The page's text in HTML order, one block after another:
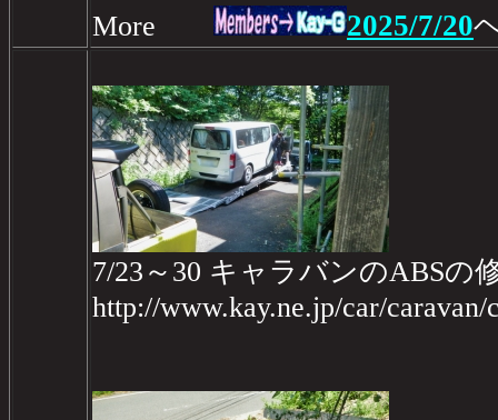
More 2025/7/20
7/23～30 キャラバンのABSの
http://www.kay.ne.jp/car/